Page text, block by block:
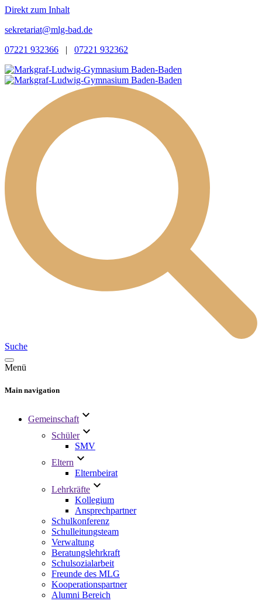
Direkt zum Inhalt
sekretariat@mlg-bad.de
07221 932366 | 07221 932362
Suche
Menü
Main navigation
Gemeinschaft
Schüler
SMV
Eltern
Elternbeirat
Lehrkräfte
Kollegium
Ansprechpartner
Schulkonferenz
Schulleitungsteam
Verwaltung
Beratungslehrkraft
Schulsozialarbeit
Freunde des MLG
Kooperationspartner
Alumni Bereich